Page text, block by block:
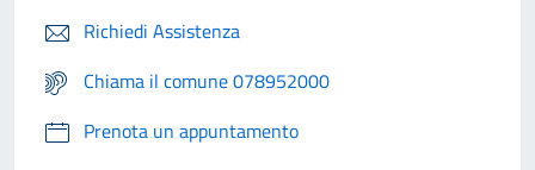
Richiedi Assistenza
Chiama il comune 078952000
Prenota un appuntamento